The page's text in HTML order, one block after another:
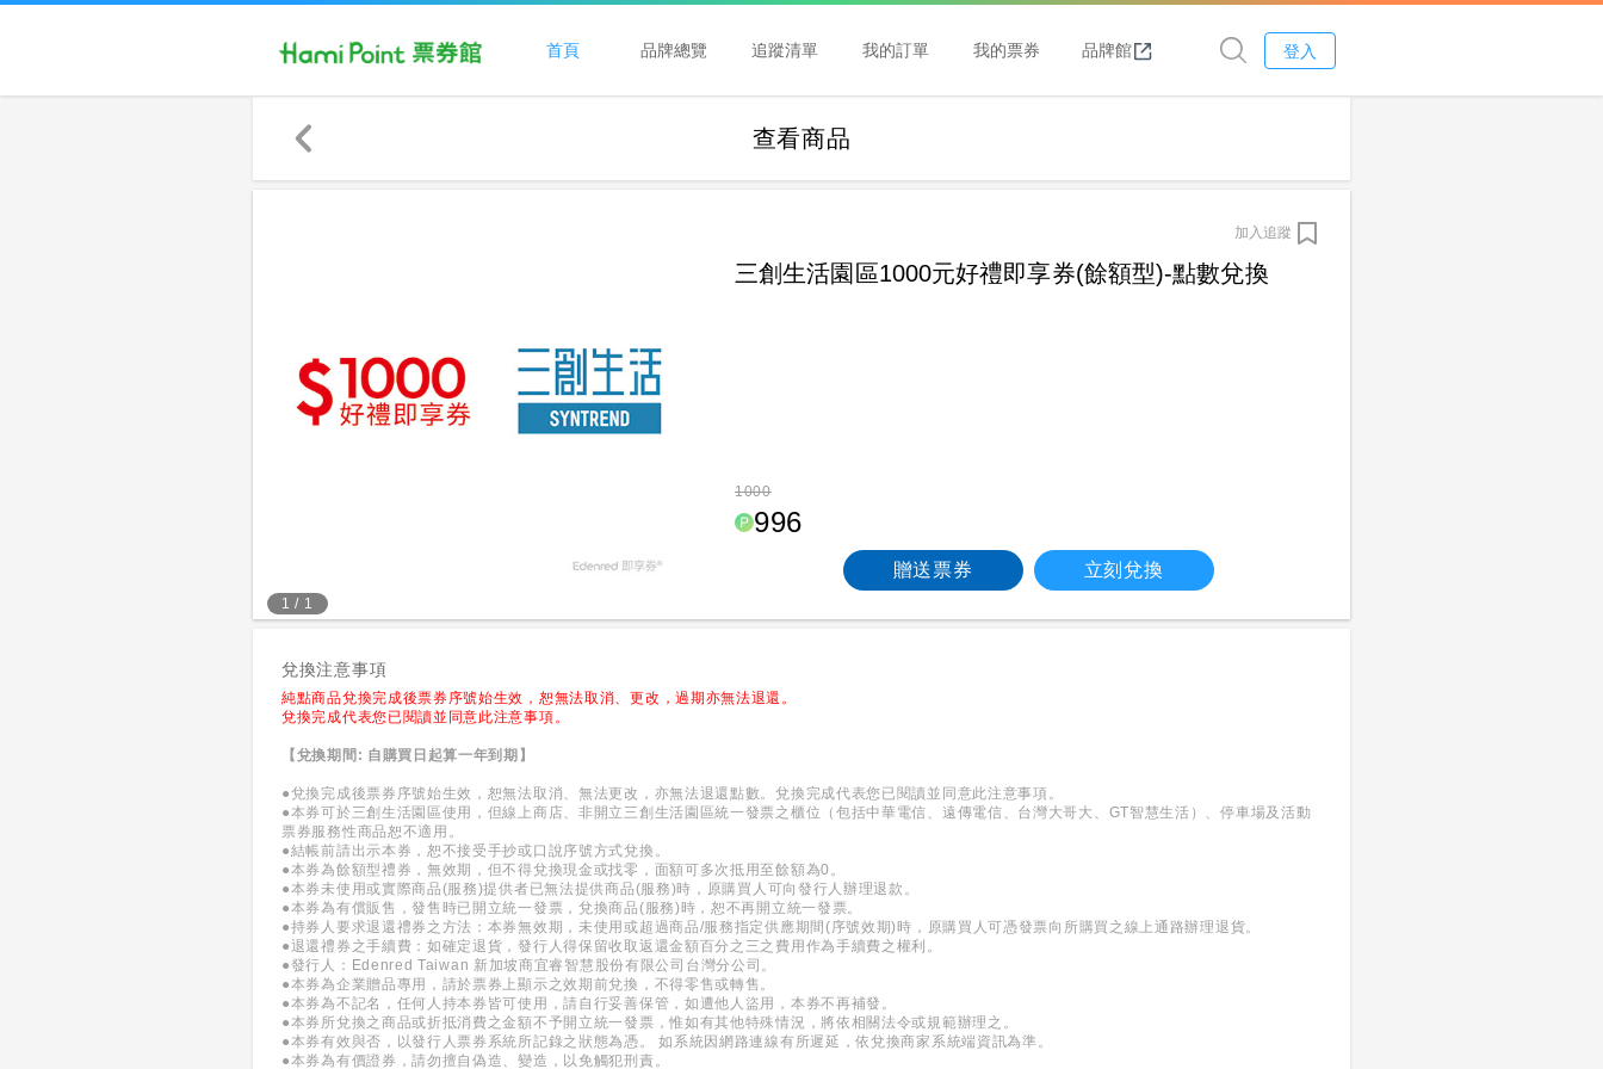
首頁 品牌總覽 追蹤清單 我的訂單 我的票券 品牌館 登入
查看商品
1 / 1
加入追蹤
三創生活園區1000元好禮即享券(餘額型)-點數兌換
1000
996
贈送票券 立刻兌換
兌換注意事項
純點商品兌換完成後票券序號始生效，恕無法取消、更改，過期亦無法退還。
兌換完成代表您已閱讀並同意此注意事項。
【兌換期間: 自購買日起算一年到期】
●兌換完成後票券序號始生效，恕無法取消、無法更改，亦無法退還點數。兌換完成代表您已閱讀並同意此注意事項。
●本券可於三創生活園區使用，但線上商店、非開立三創生活園區統一發票之櫃位（包括中華電信、遠傳電信、台灣大哥大、GT智慧生活）、停車場及活動
票券服務性商品恕不適用。
●結帳前請出示本券，恕不接受手抄或口說序號方式兌換。
●本券為餘額型禮券，無效期，但不得兌換現金或找零，面額可多次抵用至餘額為0。
●本券未使用或實際商品(服務)提供者已無法提供商品(服務)時，原購買人可向發行人辦理退款。
●本券為有償販售，發售時已開立統一發票，兌換商品(服務)時，恕不再開立統一發票。
●持券人要求退還禮券之方法：本券無效期，未使用或超過商品/服務指定供應期間(序號效期)時，原購買人可憑發票向所購買之線上通路辦理退貨。
●退還禮券之手續費：如確定退貨，發行人得保留收取返還金額百分之三之費用作為手續費之權利。
●發行人：Edenred Taiwan 新加坡商宜睿智慧股份有限公司台灣分公司。
●本券為企業贈品專用，請於票券上顯示之效期前兌換，不得零售或轉售。
●本券為不記名，任何人持本券皆可使用，請自行妥善保管，如遭他人盜用，本券不再補發。
●本券所兌換之商品或折抵消費之金額不予開立統一發票，惟如有其他特殊情況，將依相關法令或規範辦理之。
●本券有效與否，以發行人票券系統所記錄之狀態為憑。 如系統因網路連線有所遲延，依兌換商家系統端資訊為準。
●本券為有價證券，請勿擅自偽造、變造，以免觸犯刑責。